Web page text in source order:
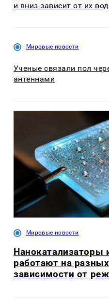
и вниз зависит от их
Мировые новости
Ученые связали пол
антеннами
Мировые новости
Нанокатализаторы
работают на
зависимости от